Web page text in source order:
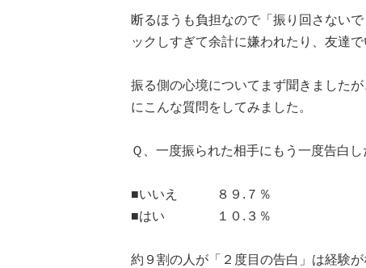
断るほうも負担なので「振り回さない
ックしすぎて余計に嫌われたり、友達
振る側の心境についてまず聞きました
にこんな質問をしてみました。
Ｑ、一度振られた相手にもう一度告白
■いいえ ８９.７％
■はい １０.３％
約９割の人が「２度目の告白」は経験